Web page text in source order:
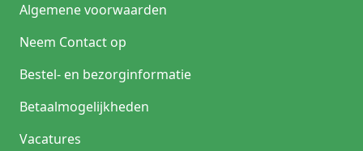
Algemene voorwaarden
Neem Contact op
Bestel- en bezorginformatie
Betaalmogelijkheden
Vacatures